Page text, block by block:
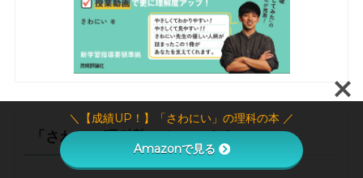
「さわにい理科塾」やってます！
＼【成績UP！】「さわにい」の理科の本 ／
Amazonで見る